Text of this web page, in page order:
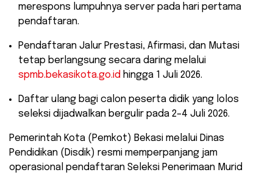
merespons lumpuhnya server pada hari pertama
pendaftaran.
​Pendaftaran Jalur Prestasi, Afirmasi, dan Mutasi
tetap berlangsung secara daring melalui
spmb.bekasikota.go.id hingga 1 Juli 2026.
​Daftar ulang bagi calon peserta didik yang lolos
seleksi dijadwalkan bergulir pada 2–4 Juli 2026.
​Pemerintah Kota (Pemkot) Bekasi melalui Dinas
Pendidikan (Disdik) resmi memperpanjang jam
operasional pendaftaran Seleksi Penerimaan Murid